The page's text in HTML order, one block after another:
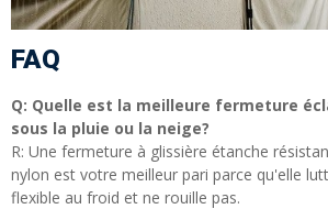
FAQ
Q: Quelle est la meilleure fermeture
sous la pluie ou la neige?
R: Une fermeture à glissière étanche
nylon est votre meilleur pari parce qu'elle
flexible au froid et ne rouille pas.